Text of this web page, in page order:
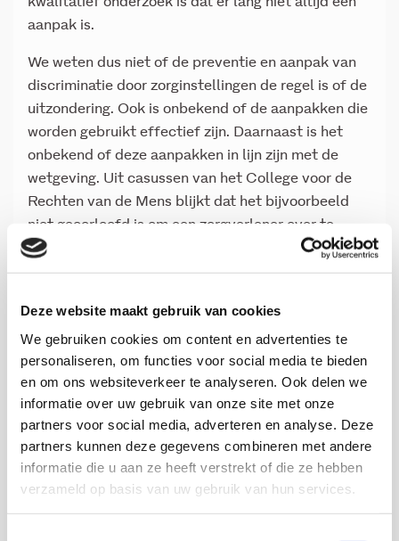
Deze website maakt gebruik van cookies
We gebruiken cookies om content en advertenties te
personaliseren, om functies voor social media te bieden
en om ons websiteverkeer te analyseren. Ook delen we
informatie over uw gebruik van onze site met onze
partners voor social media, adverteren en analyse. Deze
partners kunnen deze gegevens combineren met andere
informatie die u aan ze heeft verstrekt of die ze hebben
verzameld op basis van uw gebruik van hun services.
aanpak is.
We weten dus niet of de preventie en aanpak van
discriminatie door zorginstellingen de regel is of de
uitzondering. Ook is onbekend of de aanpakken die
worden gebruikt effectief zijn. Daarnaast is het
onbekend of deze aanpakken in lijn zijn met de
wetgeving. Uit casussen van het College voor de
Rechten van de Mens blijkt dat het bijvoorbeeld
niet geoorloofd is om een zorgverlener over te
plaatsen als deze wordt gediscrimineerd, maar dat
gebeurt nog wel in de praktijk. Kortom: onbekend is
werken en kunnen zorgen voor structureel minder
discriminatie.
Discriminatie mensen met
een beperking en
transgender personen
Over discriminatie op grond van beperking konden
de onderzoekers vrijwel geen onderzoek in de zorg